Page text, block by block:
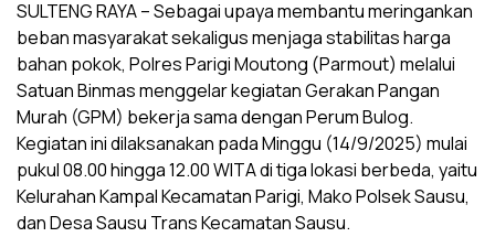
SULTENG RAYA – Sebagai upaya membantu meringankan
beban masyarakat sekaligus menjaga stabilitas harga
bahan pokok, Polres Parigi Moutong (Parmout) melalui
Satuan Binmas menggelar kegiatan Gerakan Pangan
Murah (GPM) bekerja sama dengan Perum Bulog.
Kegiatan ini dilaksanakan pada Minggu (14/9/2025) mulai
pukul 08.00 hingga 12.00 WITA di tiga lokasi berbeda, yaitu
Kelurahan Kampal Kecamatan Parigi, Mako Polsek Sausu,
dan Desa Sausu Trans Kecamatan Sausu.